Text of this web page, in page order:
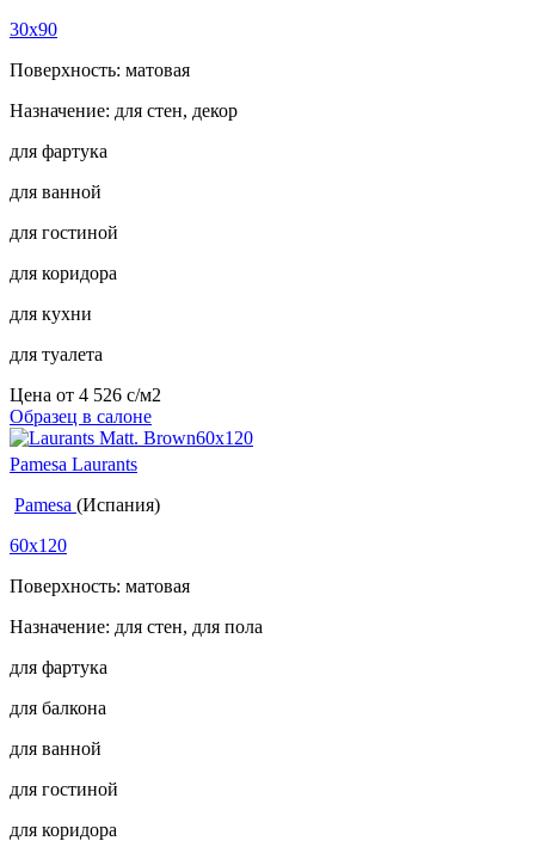
30x90
Поверхность: матовая
Назначение: для стен, декор
для фартука
для ванной
для гостиной
для коридора
для кухни
для туалета
Цена от 4 526 c/м2
Образец в салоне
Pamesa Laurants
Pamesa (Испания)
60x120
Поверхность: матовая
Назначение: для стен, для пола
для фартука
для балкона
для ванной
для гостиной
для коридора